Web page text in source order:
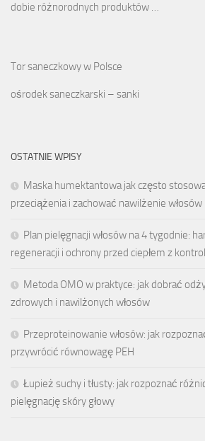
dobie różnorodnych produktów …
Tor saneczkowy w Polsce
ośrodek saneczkarski – sanki
OSTATNIE WPISY
Maska humektantowa jak często
przeciążenia i zachować nawilżenie włosów
Plan pielęgnacji włosów na 4 tygodnie:
regeneracji i ochrony przed ciepłem z
Metoda OMO w praktyce: jak dobrać
zdrowych i nawilżonych włosów
Przeproteinowanie włosów: jak
przywrócić równowagę PEH
Łupież suchy i tłusty: jak rozpoznać
pielęgnację skóry głowy